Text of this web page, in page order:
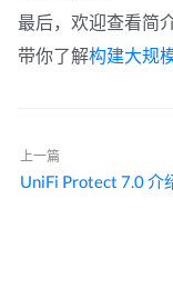
最后，欢迎查看简
带你了解构建大规
上一篇
UniFi Protect 7.0 介